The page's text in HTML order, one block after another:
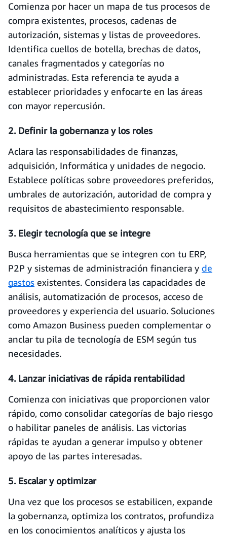
Comienza por hacer un mapa de tus procesos de
compra existentes, procesos, cadenas de
autorización, sistemas y listas de proveedores.
Identifica cuellos de botella, brechas de datos,
canales fragmentados y categorías no
administradas. Esta referencia te ayuda a
establecer prioridades y enfocarte en las áreas
con mayor repercusión.
2. Definir la gobernanza y los roles
Aclara las responsabilidades de finanzas,
adquisición, Informática y unidades de negocio.
Establece políticas sobre proveedores preferidos,
umbrales de autorización, autoridad de compra y
requisitos de abastecimiento responsable.
3. Elegir tecnología que se integre
Busca herramientas que se integren con tu ERP,
P2P y sistemas de administración financiera y de
gastos existentes. Considera las capacidades de
análisis, automatización de procesos, acceso de
proveedores y experiencia del usuario. Soluciones
como Amazon Business pueden complementar o
anclar tu pila de tecnología de ESM según tus
necesidades.
4. Lanzar iniciativas de rápida rentabilidad
Comienza con iniciativas que proporcionen valor
rápido, como consolidar categorías de bajo riesgo
o habilitar paneles de análisis. Las victorias
rápidas te ayudan a generar impulso y obtener
apoyo de las partes interesadas.
5. Escalar y optimizar
Una vez que los procesos se estabilicen, expande
la gobernanza, optimiza los contratos, profundiza
en los conocimientos analíticos y ajusta los